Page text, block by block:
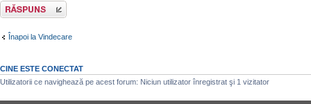
Răspunde
Înapoi la Vindecare
CINE ESTE CONECTAT
Utilizatorii ce navighează pe acest forum: Niciun utilizator înregistrat şi 1 vizitator